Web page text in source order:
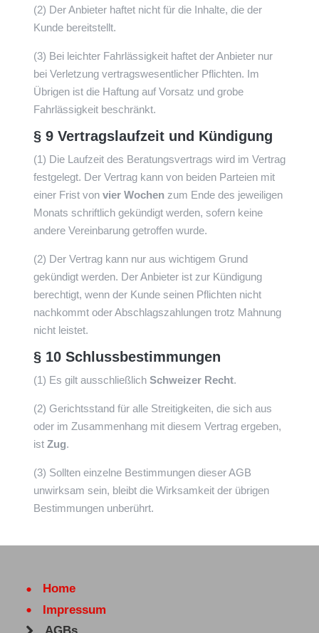
(2) Der Anbieter haftet nicht für die Inhalte, die der
Kunde bereitstellt.
(3) Bei leichter Fahrlässigkeit haftet der Anbieter nur
bei Verletzung vertragswesentlicher Pflichten. Im
Übrigen ist die Haftung auf Vorsatz und grobe
Fahrlässigkeit beschränkt.
§ 9 Vertragslaufzeit und Kündigung
(1) Die Laufzeit des Beratungsvertrags wird im Vertrag
festgelegt. Der Vertrag kann von beiden Parteien mit
einer Frist von vier Wochenzum Ende des jeweiligen
Monats schriftlich gekündigt werden, sofern keine
andere Vereinbarung getroffen wurde.
(2) Der Vertrag kann nur aus wichtigem Grund
gekündigt werden. Der Anbieter ist zur Kündigung
berechtigt, wenn der Kunde seinen Pflichten nicht
nachkommt oder Abschlagszahlungen trotz Mahnung
nicht leistet.
§ 10 Schlussbestimmungen
(1) Es gilt ausschließlich Schweizer Recht.
(2) Gerichtsstand für alle Streitigkeiten, die sich aus
oder im Zusammenhang mit diesem Vertrag ergeben,
ist Zug.
(3) Sollten einzelne Bestimmungen dieser AGB
unwirksam sein, bleibt die Wirksamkeit der übrigen
Bestimmungen unberührt.
Home
Impressum
AGBs